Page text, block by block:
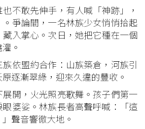
敢先伸手，有人喊「神跡」，
爭論間，一名林族少女悄悄拾起
入掌心。次日，她把它種在一個
。
盟約合作：山族築倉，河族引
逐漸翠綠，迎來久違的豐收。
，火光照亮歌舞。孩子們第一
婆娑。林族長者高聲呼喊：「這
聲音響徹大地。